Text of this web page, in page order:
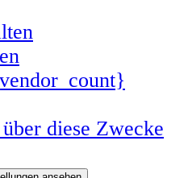
diese Zwecke